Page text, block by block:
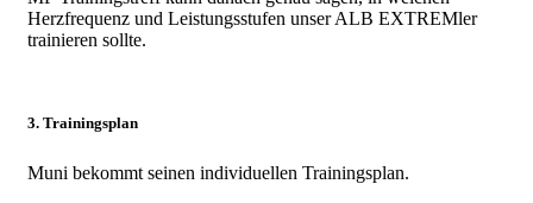
Herzfrequenz und Leistungsstufen unser ALB EXTREMler
trainieren sollte.
3. Trainingsplan
Muni bekommt seinen individuellen Trainingsplan.